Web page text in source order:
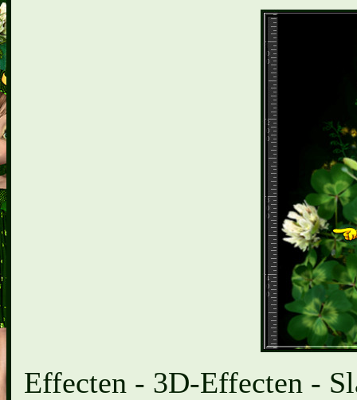
Effecten - 3D-Effecten -